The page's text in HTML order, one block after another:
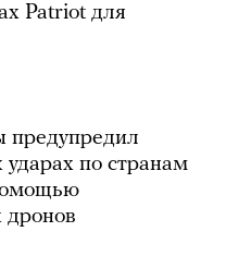
Patriot для
по странам
дронов